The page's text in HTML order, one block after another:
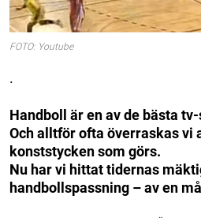
FOTO: Youtube
.
Handboll är en av de bästa
Och alltför ofta överraskas vi
konststycken som görs.
Nu har vi hittat tidernas
handbollspassning – av en